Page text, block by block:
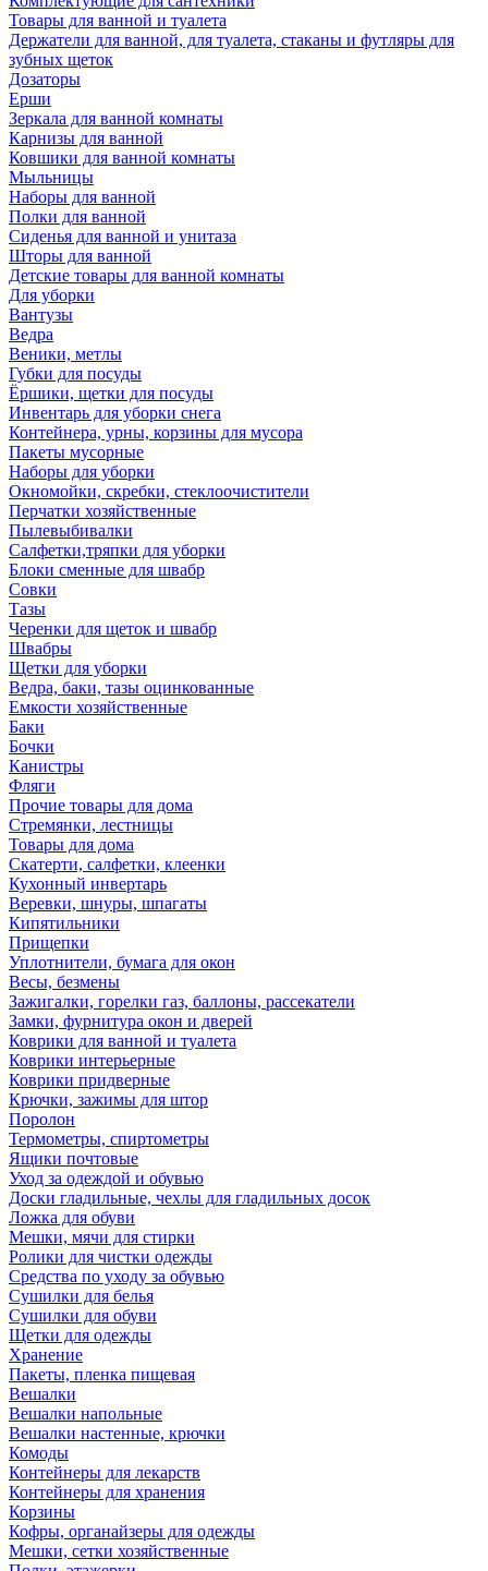
Товары для ванной и туалета
Держатели для ванной, для туалета, стаканы и футляры для
зубных щеток
Дозаторы
Ерши
Зеркала для ванной комнаты
Карнизы для ванной
Ковшики для ванной комнаты
Мыльницы
Наборы для ванной
Полки для ванной
Сиденья для ванной и унитаза
Шторы для ванной
Детские товары для ванной комнаты
Для уборки
Вантузы
Ведра
Веники, метлы
Губки для посуды
Ёршики, щетки для посуды
Инвентарь для уборки снега
Контейнера, урны, корзины для мусора
Пакеты мусорные
Наборы для уборки
Окномойки, скребки, стеклоочистители
Перчатки хозяйственные
Пылевыбивалки
Салфетки,тряпки для уборки
Блоки сменные для швабр
Совки
Тазы
Черенки для щеток и швабр
Швабры
Щетки для уборки
Ведра, баки, тазы оцинкованные
Емкости хозяйственные
Баки
Бочки
Канистры
Фляги
Прочие товары для дома
Стремянки, лестницы
Товары для дома
Скатерти, салфетки, клеенки
Кухонный инвертарь
Веревки, шнуры, шпагаты
Кипятильники
Прищепки
Уплотнители, бумага для окон
Весы, безмены
Зажигалки, горелки газ, баллоны, рассекатели
Замки, фурнитура окон и дверей
Коврики для ванной и туалета
Коврики интерьерные
Коврики придверные
Крючки, зажимы для штор
Поролон
Термометры, спиртометры
Ящики почтовые
Уход за одеждой и обувью
Доски гладильные, чехлы для гладильных досок
Ложка для обуви
Мешки, мячи для стирки
Ролики для чистки одежды
Средства по уходу за обувью
Сушилки для белья
Сушилки для обуви
Щетки для одежды
Хранение
Пакеты, пленка пищевая
Вешалки
Вешалки напольные
Вешалки настенные, крючки
Комоды
Контейнеры для лекарств
Контейнеры для хранения
Корзины
Кофры, органайзеры для одежды
Мешки, сетки хозяйственные